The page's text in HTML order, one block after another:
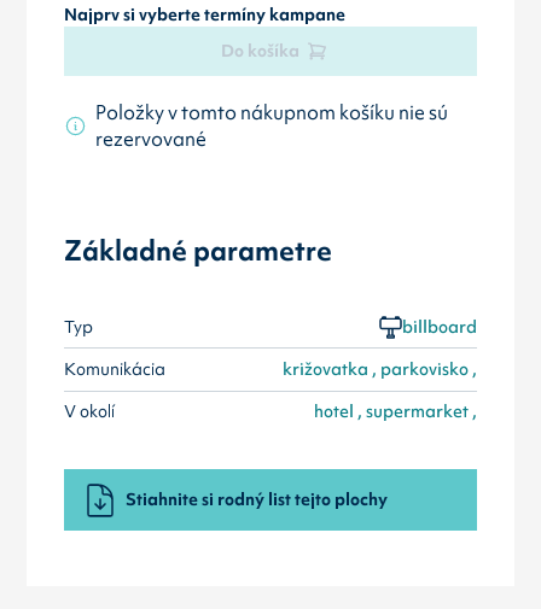
Najprv si vyberte termíny kampane
Do košíka
Položky v tomto nákupnom košíku nie sú
rezervované
Základné parametre
Typ
billboard
Komunikácia
križovatka , parkovisko ,
V okolí
hotel , supermarket ,
Stiahnite si rodný list tejto plochy